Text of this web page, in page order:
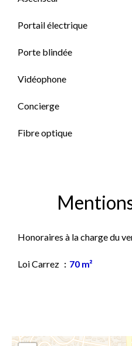
Portail électrique
Porte blindée
Vidéophone
Concierge
Fibre optique
Honoraires à la charge du
Loi Carrez 70 m²